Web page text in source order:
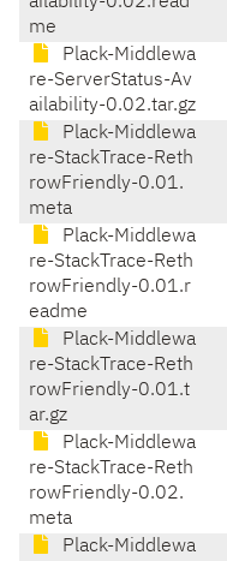
me
Plack-Middlewa
re-ServerStatus-Av
ailability-0.02.tar.gz
Plack-Middlewa
re-StackTrace-Reth
rowFriendly-0.01.
meta
Plack-Middlewa
re-StackTrace-Reth
rowFriendly-0.01.r
eadme
Plack-Middlewa
re-StackTrace-Reth
rowFriendly-0.01.t
ar.gz
Plack-Middlewa
re-StackTrace-Reth
rowFriendly-0.02.
meta
Plack-Middlewa